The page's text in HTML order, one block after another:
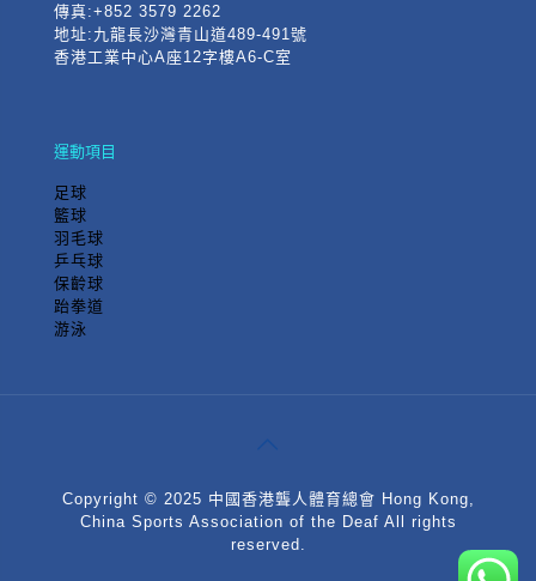
傳真:+852 3579 2262
地址:九龍長沙灣青山道489-491號
香港工業中心A座12字樓A6-C室
運動項目
足球
籃球
羽毛球
乒乓球
保齡球
跆拳道
游泳
Copyright © 2025 中國香港聾人體育總會 Hong Kong,
China Sports Association of the Deaf All rights
reserved.